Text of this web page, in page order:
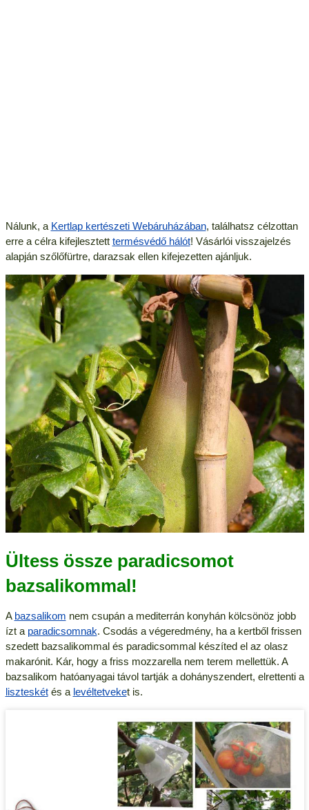
Nálunk, a Kertlap kertészeti Webáruházában, találhatsz célzottan
erre a célra kifejlesztett termésvédő hálót! Vásárlói visszajelzés
alapján szőlőfürtre, darazsak ellen kifejezetten ajánljuk.
Ültess össze paradicsomot
bazsalikommal!
A bazsalikom nem csupán a mediterrán konyhán kölcsönöz jobb
ízt a paradicsomnak. Csodás a végeredmény, ha a kertből frissen
szedett bazsalikommal és paradicsommal készíted el az olasz
makarónit. Kár, hogy a friss mozzarella nem terem mellettük. A
bazsalikom hatóanyagai távol tartják a dohányszendert, elrettenti a
liszteskétés a levéltetveket is.